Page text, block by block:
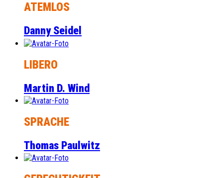
ATEMLOS
Danny Seidel
LIBERO
Martin D. Wind
SPRACHE
Thomas Paulwitz